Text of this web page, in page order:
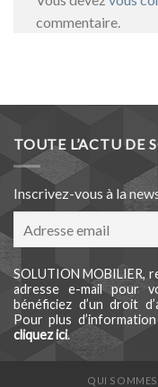
commentaire.
TOUTE L’ACTU DE
Inscrivez-vous à la
SOLUTION MOBILIER,
adresse e-mail pour
bénéficiez d’un droit
Pour plus
cliquez ici.
QUI